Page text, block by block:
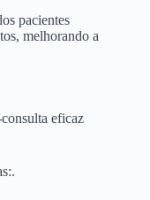
pacientes
melhorando a
eficaz